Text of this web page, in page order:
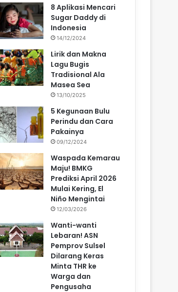
8 Aplikasi Mencari
Sugar Daddy di
Indonesia
14/12/2024
Lirik dan Makna
Lagu Bugis
Tradisional Ala
Masea Sea
13/10/2025
5 Kegunaan Bulu
Perindu dan Cara
Pakainya
09/12/2024
Waspada Kemarau
Maju! BMKG
Prediksi April 2026
Mulai Kering, El
Niño Mengintai
12/03/2026
Wanti-wanti
Lebaran! ASN
Pemprov Sulsel
Dilarang Keras
Minta THR ke
Warga dan
Pengusaha